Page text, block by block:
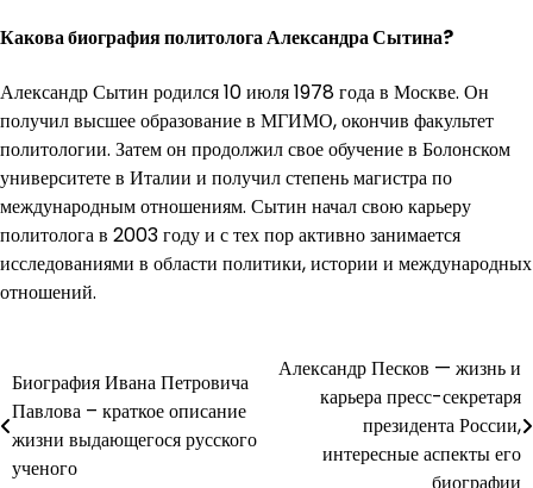
Какова биография политолога Александра Сытина?
Александр Сытин родился 10 июля 1978 года в Москве. Он
получил высшее образование в МГИМО, окончив факультет
политологии. Затем он продолжил свое обучение в Болонском
университете в Италии и получил степень магистра по
международным отношениям. Сытин начал свою карьеру
политолога в 2003 году и с тех пор активно занимается
исследованиями в области политики, истории и международных
отношений.
Навигация
по
записям
Биография Ивана Петровича
Павлова – краткое описание
жизни выдающегося русского
ученого
Александр Песков — жизнь и
карьера пресс-секретаря
президента России,
интересные аспекты его
биографии